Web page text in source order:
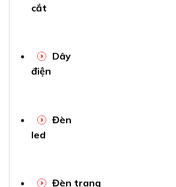
cắt
Dây
điện
Đèn
led
Đèn trang